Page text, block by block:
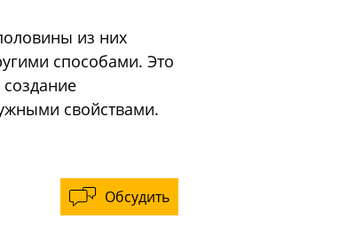
из них
способами. Это
свойствами.
Обсудить